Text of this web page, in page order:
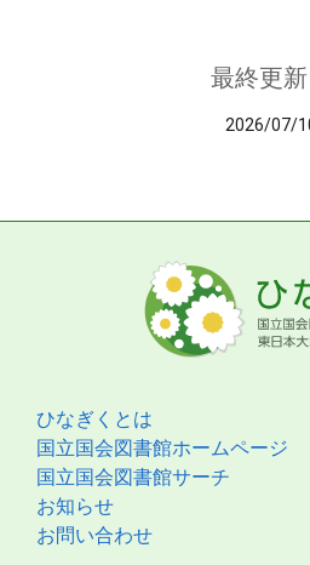
最終更新
2026/07/
ひなぎくとは
国立国会図書館ホームページ
国立国会図書館サーチ
お知らせ
お問い合わせ